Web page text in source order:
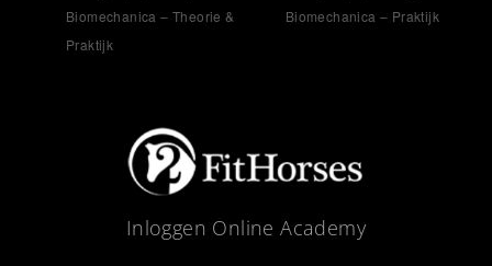
Biomechanica – Theorie &
Praktijk
Biomechanica – Praktijk
Inloggen Online Academy